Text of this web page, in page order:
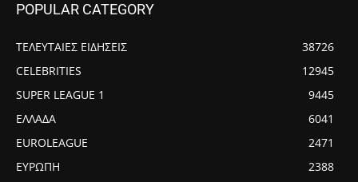
POPULAR CATEGORY
ΤΕΛΕΥΤΑΙΕΣ ΕΙΔΗΣΕΙΣ
38726
CELEBRITIES
12945
SUPER LEAGUE 1
9445
ΕΛΛΑΔΑ
6041
EUROLEAGUE
2471
ΕΥΡΩΠΗ
2388